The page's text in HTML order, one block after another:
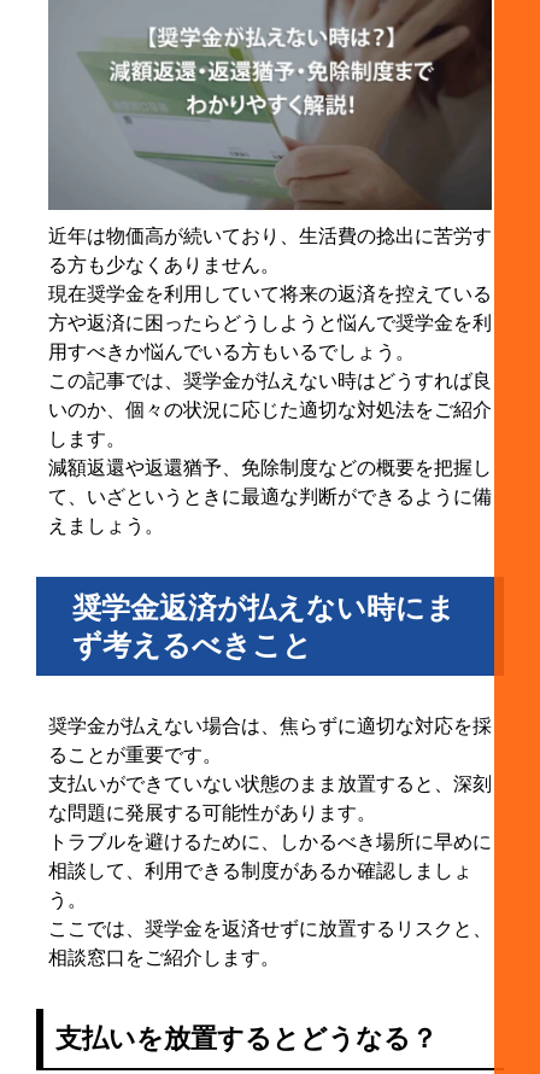
3-2. 利用できるケースと条件
3-3. 申請方法と注意点
4. 3. 死亡または精神・身体障害による返還免除制度
4-1. 制度の対象と概要
4-3. 親が保証人の場合の対応は？
5. 3つの制度を比較！どの制度を使えばいい？
6. 返済が難しい時にやってはいけないNG行動
6-1. 放置・未連絡で延滞状態にする
6-2. 闇金などに頼る
7. 生活が苦しい学生・卒業生のためのほかの支援策
7-1. 地方自治体や大学の独自支援制度
7-2. 職場の福利厚生・奨学金返済支援制度
近年は物価高が続いており、生活費の捻出に苦労す
る方も少なくありません。
現在奨学金を利用していて将来の返済を控えている
方や返済に困ったらどうしようと悩んで奨学金を利
用すべきか悩んでいる方もいるでしょう。
この記事では、奨学金が払えない時はどうすれば良
いのか、個々の状況に応じた適切な対処法をご紹介
します。
減額返還や返還猶予、免除制度などの概要を把握し
て、いざというときに最適な判断ができるように備
えましょう。
奨学金返済が払えない時にま
ず考えるべきこと
奨学金が払えない場合は、焦らずに適切な対応を採
ることが重要です。
支払いができていない状態のまま放置すると、深刻
な問題に発展する可能性があります。
トラブルを避けるために、しかるべき場所に早めに
相談して、利用できる制度があるか確認しましょ
う。
ここでは、奨学金を返済せずに放置するリスクと、
相談窓口をご紹介します。
支払いを放置するとどうなる？